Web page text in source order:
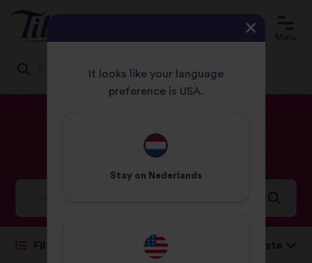
Menu
Recepten
Ideeën en inspiratie voor een wereld vol smaken
Filteren Sorteren op:
It looks like your language
preference is USA.
Stay on Nederlands